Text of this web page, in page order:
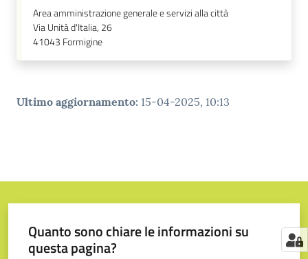
Area amministrazione generale e servizi alla città
Via Unità d'Italia, 26
41043 Formigine
Ultimo aggiornamento: 15-04-2025, 10:13
Quanto sono chiare le informazioni su
questa pagina?